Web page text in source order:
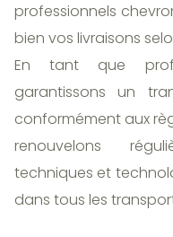
professionnels
bien vos livraisons
En tant que
garantissons un
conformément aux
renouvelons
techniques et
dans tous les